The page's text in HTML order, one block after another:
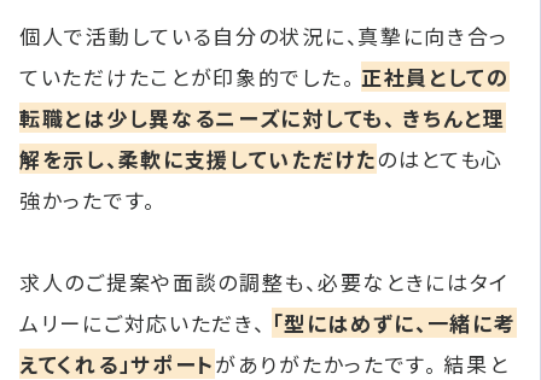
個人で活動している自分の状況に、真摯に向き合っ
ていただけたことが印象的でした。 正社員としての
転職とは少し異なるニーズに対しても、 きちんと理
解を示し、柔軟に支援していただけたのはとても心
強かったです。
求人のご提案や面談の調整も、必要なときにはタイ
ムリーにご対応いただき、 「型にはめずに、一緒に考
えてくれる」サポートがありがたかったです。 結果と